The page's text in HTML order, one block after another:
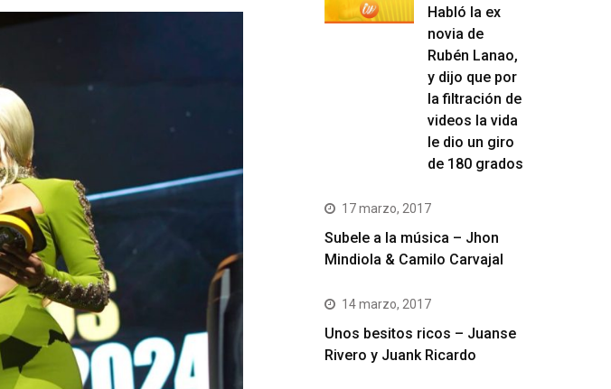
Habló la ex
novia de
Rubén Lanao,
y dijo que por
la filtración de
videos la vida
le dio un giro
de 180 grados
17 marzo, 2017
Subele a la música – Jhon
Mindiola & Camilo Carvajal
14 marzo, 2017
Unos besitos ricos – Juanse
Rivero y Juank Ricardo